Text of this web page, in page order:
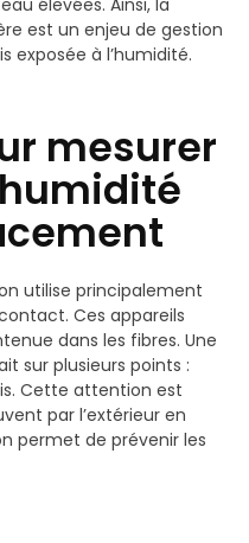
élevées. Ainsi, la
est un enjeu de gestion
exposée à l’humidité.
mesurer
utilise principalement
Ces appareils
dans les fibres. Une
sur plusieurs points :
Cette attention est
par l’extérieur en
permet de prévenir les